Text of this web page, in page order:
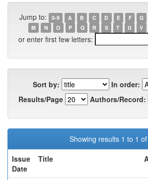
Jump to: 0-9 A B C D E F G
M
N O P Q R S T U V
or enter first few letters:
Sort by:
In order:
Results/Page
Authors/Record:
Showing results 1 to 1 of
Issue
Date
Title